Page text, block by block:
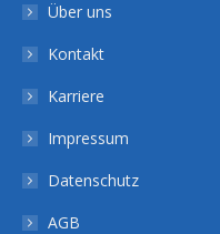
Über uns
Kontakt
Karriere
Impressum
Datenschutz
AGB